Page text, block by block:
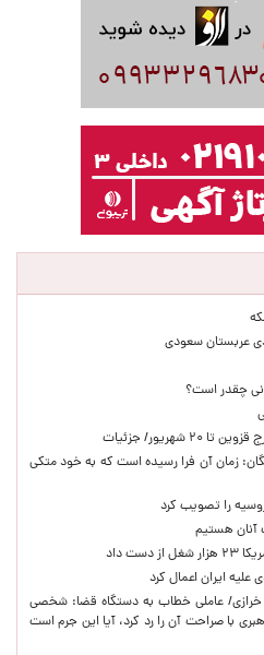
عربستان سعودی
چقدر است؟
جزئیات
زمان آن فرا رسیده است که به خود متکی
را تصویب کرد
آنان هستیم
داد
علیه ایران اعمال کرد
خرازی/ عاملی خطاب به دستگاه قضا: شخصی
با صراحت آن را رد کرد، آیا این جرم است